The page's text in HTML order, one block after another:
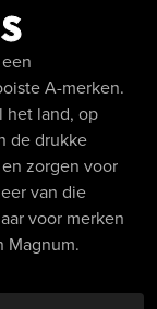
A-merken.
het land, op
de drukke
zorgen voor
van die
voor merken
Magnum.